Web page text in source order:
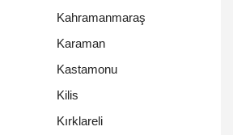
Kahramanmaraş
Karaman
Kastamonu
Kilis
Kırklareli